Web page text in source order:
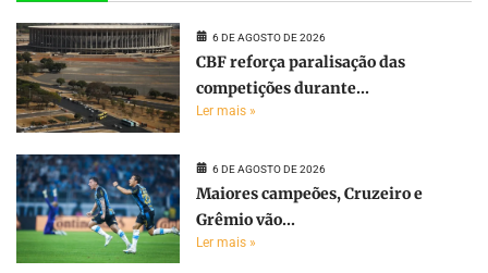
6 DE AGOSTO DE 2026
CBF reforça paralisação das
competições durante...
Ler mais »
6 DE AGOSTO DE 2026
Maiores campeões, Cruzeiro e
Grêmio vão...
Ler mais »